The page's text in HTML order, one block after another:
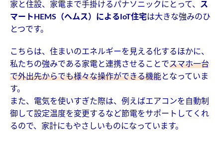
家と住設、家電まで手掛けるパナソニックにとって、 ス
マートHEMS（ヘムス）によるIoT住宅は大きな強みのひ
とつです。
こちらは、住まいのエネルギーを見える化するほかに、
私たちの強みである家電と連携させることでスマホ一台
で外出先からでも様々な操作ができる機能となっていま
す。
また、電気を使いすぎた際は、例えばエアコンを自動制
御して設定温度を変更するなど節電をサポートしてくれ
るので、家計にもやさしいものになっています。